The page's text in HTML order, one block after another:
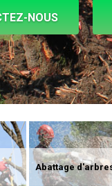
NOUS
Abattage